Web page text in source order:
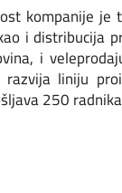
kompanije je
i distribucija
i
liniju
250